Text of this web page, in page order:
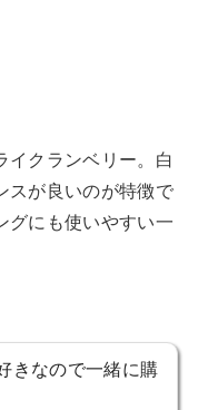
イクランベリー。白
スが良いのが特徴で
グにも使いやすい一
きなので一緒に購